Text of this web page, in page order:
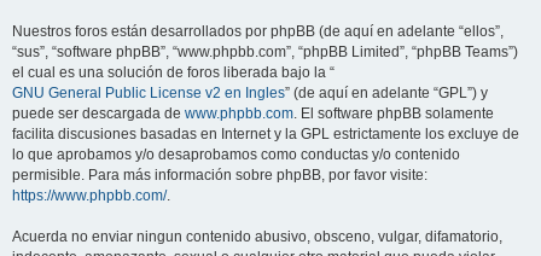
Nuestros foros están desarrollados por phpBB (de aquí en adelante “ellos”,
“sus”, “software phpBB”, “www.phpbb.com”, “phpBB Limited”, “phpBB Teams”)
el cual es una solución de foros liberada bajo la “
GNU General Public License v2 en Ingles” (de aquí en adelante “GPL”) y
puede ser descargada de www.phpbb.com. El software phpBB solamente
facilita discusiones basadas en Internet y la GPL estrictamente los excluye de
lo que aprobamos y/o desaprobamos como conductas y/o contenido
permisible. Para más información sobre phpBB, por favor visite:
https://www.phpbb.com/.
Acuerda no enviar ningun contenido abusivo, obsceno, vulgar, difamatorio,